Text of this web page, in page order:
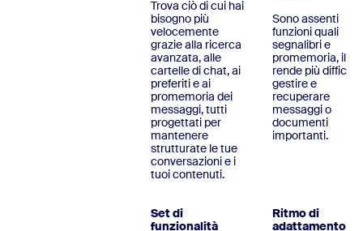
Trova ciò di cui hai
bisogno più
velocemente
grazie alla ricerca
avanzata, alle
cartelle di chat, ai
preferiti e ai
promemoria dei
messaggi, tutti
progettati per
mantenere
strutturate le tue
conversazioni e i
tuoi contenuti.
Sono assenti
funzioni quali
segnalibri e
promemoria, il
rende più difficile
gestire e
recuperare
messaggi o
documenti
importanti.
Set di
funzionalità
Ritmo di
adattamento